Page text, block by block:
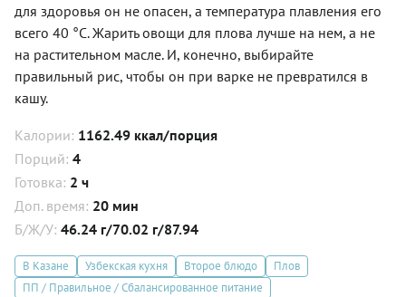
для здоровья он не опасен, а температура плавления его
всего 40 °С. Жарить овощи для плова лучше на нем, а не
на растительном масле. И, конечно, выбирайте
правильный рис, чтобы он при варке не превратился в
кашу.
Калории: 1162.49 ккал/порция
Порций: 4
Готовка: 2 ч
Доп. время: 20 мин
Б/Ж/У: 46.24 г/70.02 г/87.94
В Казане Узбекская кухня Второе блюдо
Плов
ПП / Правильное / Сбалансированное питание